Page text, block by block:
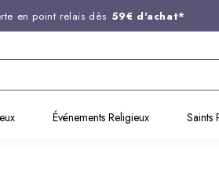
en point relais dès 59€ d'achat*
disponible au
14H, expédition le jour même !
Événements Religieux Saints